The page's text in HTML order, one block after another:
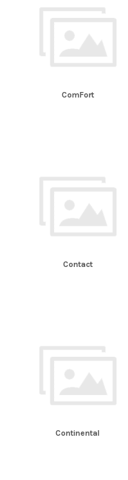
ComFort
Contact
Continental